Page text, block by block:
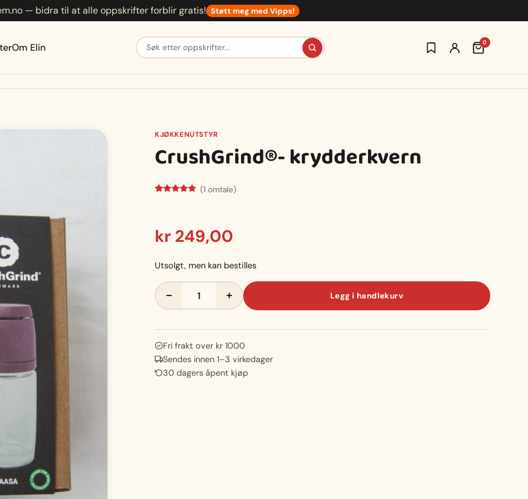
— bidra til at alle oppskrifter forblir gratis! Støtt meg med Vipps!
Om Elin Søk etter oppskrifter 0
KJØKKENUTSTYR
CrushGrind®- krydderkvern
(1 omtale)
kr 249,00
Utsolgt, men kan bestilles
CrushGrind®-
krydderkvern
− + Legg i handlekurv
Fri frakt over kr 1000
Sendes innen 1–3 virkedager
30 dagers åpent kjøp